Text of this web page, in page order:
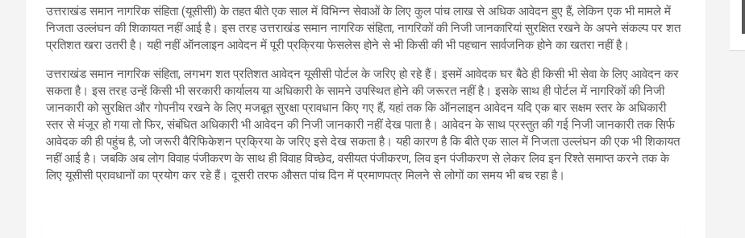
उत्तराखंड समान नागरिक संहिता (यूसीसी) के तहत बीते एक साल में विभिन्न सेवाओं के लिए कुल पांच लाख से अधिक आवेदन हुए हैं, लेकिन एक भी मामले में
निजता उल्लंघन की शिकायत नहीं आई है। इस तरह उत्तराखंड समान नागरिक संहिता, नागरिकों की निजी जानकारियां सुरक्षित रखने के अपने संकल्प पर शत
प्रतिशत खरा उतरी है। यही नहीं ऑनलाइन आवेदन में पूरी प्रक्रिया फेसलेस होने से भी किसी की भी पहचान सार्वजनिक होने का खतरा नहीं है।
उत्तराखंड समान नागरिक संहिता, लगभग शत प्रतिशत आवेदन यूसीसी पोर्टल के जरिए हो रहे हैं। इसमें आवेदक घर बैठे ही किसी भी सेवा के लिए आवेदन कर
सकता है। इस तरह उन्हें किसी भी सरकारी कार्यालय या अधिकारी के सामने उपस्थित होने की जरूरत नहीं है। इसके साथ ही पोर्टल में नागरिकों की निजी
जानकारी को सुरक्षित और गोपनीय रखने के लिए मजबूत सुरक्षा प्रावधान किए गए हैं, यहां तक कि ऑनलाइन आवेदन यदि एक बार सक्षम स्तर के अधिकारी
स्तर से मंजूर हो गया तो फिर, संबंधित अधिकारी भी आवेदन की निजी जानकारी नहीं देख पाता है। आवेदन के साथ प्रस्तुत की गई निजी जानकारी तक सिर्फ
आवेदक की ही पहुंच है, जो जरूरी वैरिफिकेशन प्रक्रिया के जरिए इसे देख सकता है। यही कारण है कि बीते एक साल में निजता उल्लंघन की एक भी शिकायत
नहीं आई है। जबकि अब लोग विवाह पंजीकरण के साथ ही विवाह विच्छेद, वसीयत पंजीकरण, लिव इन पंजीकरण से लेकर लिव इन रिश्ते समाप्त करने तक के
लिए यूसीसी प्रावधानों का प्रयोग कर रहे हैं। दूसरी तरफ औसत पांच दिन में प्रमाणपत्र मिलने से लोगों का समय भी बच रहा है।